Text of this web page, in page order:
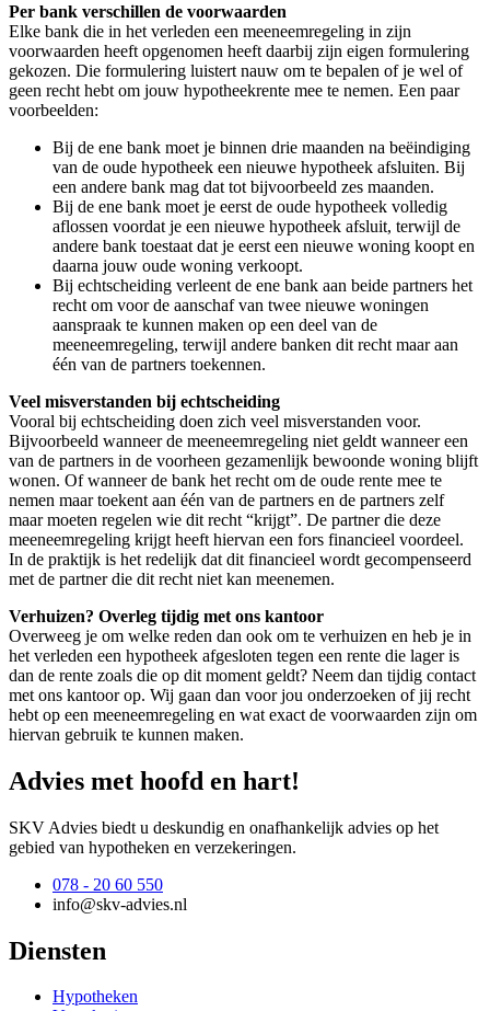
Per bank verschillen de voorwaarden
Elke bank die in het verleden een meeneemregeling in zijn
voorwaarden heeft opgenomen heeft daarbij zijn eigen formulering
gekozen. Die formulering luistert nauw om te bepalen of je wel of
geen recht hebt om jouw hypotheekrente mee te nemen. Een paar
voorbeelden:
Bij de ene bank moet je binnen drie maanden na beëindiging
van de oude hypotheek een nieuwe hypotheek afsluiten. Bij
een andere bank mag dat tot bijvoorbeeld zes maanden.
Bij de ene bank moet je eerst de oude hypotheek volledig
aflossen voordat je een nieuwe hypotheek afsluit, terwijl de
andere bank toestaat dat je eerst een nieuwe woning koopt en
daarna jouw oude woning verkoopt.
Bij echtscheiding verleent de ene bank aan beide partners het
recht om voor de aanschaf van twee nieuwe woningen
aanspraak te kunnen maken op een deel van de
meeneemregeling, terwijl andere banken dit recht maar aan
één van de partners toekennen.
Veel misverstanden bij echtscheiding
Vooral bij echtscheiding doen zich veel misverstanden voor.
Bijvoorbeeld wanneer de meeneemregeling niet geldt wanneer een
van de partners in de voorheen gezamenlijk bewoonde woning blijft
wonen. Of wanneer de bank het recht om de oude rente mee te
nemen maar toekent aan één van de partners en de partners zelf
maar moeten regelen wie dit recht “krijgt”. De partner die deze
meeneemregeling krijgt heeft hiervan een fors financieel voordeel.
In de praktijk is het redelijk dat dit financieel wordt gecompenseerd
met de partner die dit recht niet kan meenemen.
Verhuizen? Overleg tijdig met ons kantoor
Overweeg je om welke reden dan ook om te verhuizen en heb je in
het verleden een hypotheek afgesloten tegen een rente die lager is
dan de rente zoals die op dit moment geldt? Neem dan tijdig contact
met ons kantoor op. Wij gaan dan voor jou onderzoeken of jij recht
hebt op een meeneemregeling en wat exact de voorwaarden zijn om
hiervan gebruik te kunnen maken.
Advies met hoofd en hart!
SKV Advies biedt u deskundig en onafhankelijk advies op het
gebied van hypotheken en verzekeringen.
078 - 20 60 550
info@skv-advies.nl
Diensten
Hypotheken